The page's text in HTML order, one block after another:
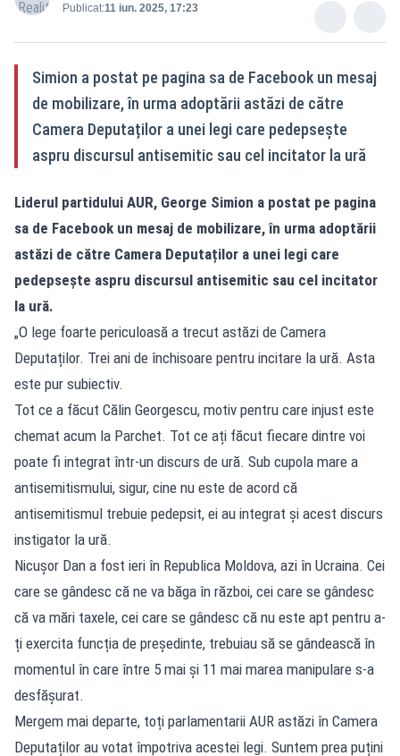
Publicat:11 iun. 2025, 17:23
Simion a postat pe pagina sa de Facebook un mesaj
de mobilizare, în urma adoptării astăzi de către
Camera Deputaților a unei legi care pedepsește
aspru discursul antisemitic sau cel incitator la ură
Liderul partidului AUR, George Simion a postat pe pagina
sa de Facebook un mesaj de mobilizare, în urma adoptării
astăzi de către Camera Deputaților a unei legi care
pedepsește aspru discursul antisemitic sau cel incitator
la ură.
„O lege foarte periculoasă a trecut astăzi de Camera
Deputaților. Trei ani de închisoare pentru incitare la ură. Asta
este pur subiectiv.
Tot ce a făcut Călin Georgescu, motiv pentru care injust este
chemat acum la Parchet. Tot ce ați făcut fiecare dintre voi
poate fi integrat într-un discurs de ură. Sub cupola mare a
antisemitismului, sigur, cine nu este de acord că
antisemitismul trebuie pedepsit, ei au integrat și acest discurs
instigator la ură.
Nicușor Dan a fost ieri în Republica Moldova, azi în Ucraina. Cei
care se gândesc că ne va băga în război, cei care se gândesc
că va mări taxele, cei care se gândesc că nu este apt pentru a-
ți exercita funcția de președinte, trebuiau să se gândească în
momentul în care între 5 mai și 11 mai marea manipulare s-a
desfășurat.
Mergem mai departe, toți parlamentarii AUR astăzi în Camera
Deputaților au votat împotriva acestei legi. Suntem prea puțini